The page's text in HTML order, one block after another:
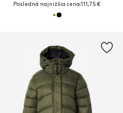
Posledná najnižšia cena:111,75 €